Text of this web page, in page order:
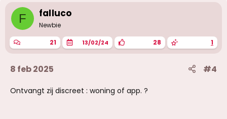
n
g
n
:
F falluco
Newbie
21 13/02/24 28 1
8 feb 2025 #4
Ontvangt zij discreet : woning of app. ?